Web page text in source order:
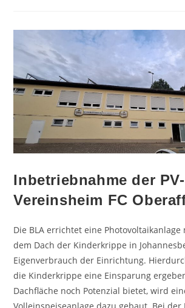
Inbetriebnahme der
Vereinsheim FC
Die BLA errichtet eine
dem Dach der Kinderkrippe in
Eigenverbrauch der Einrichtung.
die Kinderkrippe eine Einsparung
Dachfläche noch Potenzial bietet, wird
Volleinspeiseanlage dazu gebaut. Bei der